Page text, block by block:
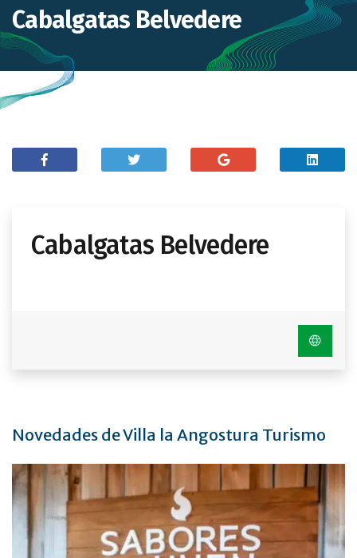
Cabalgatas Belvedere
Cabalgatas Belvedere
Novedades de Villa la Angostura Turismo